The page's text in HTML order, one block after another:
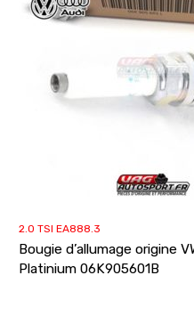
2.0 TSI EA888.3
Bougie d’allumage origine
Platinium 06K905601B